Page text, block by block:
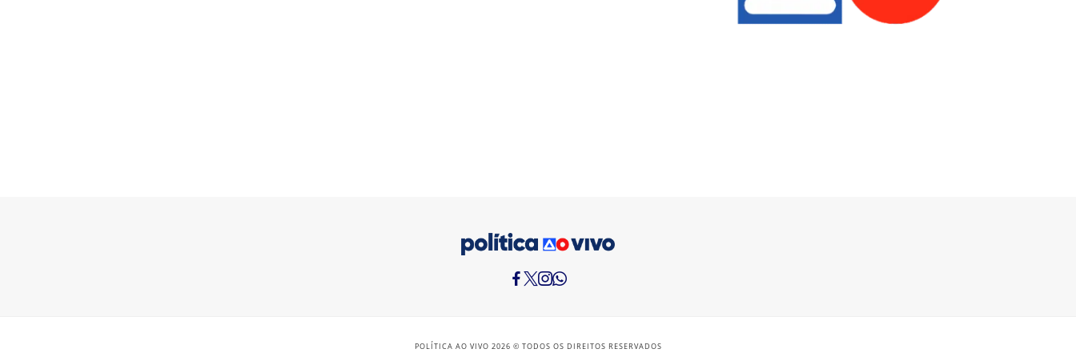
POLÍTICA AO VIVO 2026 © TODOS OS DIREITOS RESERVADOS